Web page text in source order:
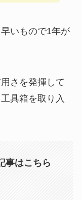
いもので1年が
さを発揮して
具箱を取り入
事はこちら